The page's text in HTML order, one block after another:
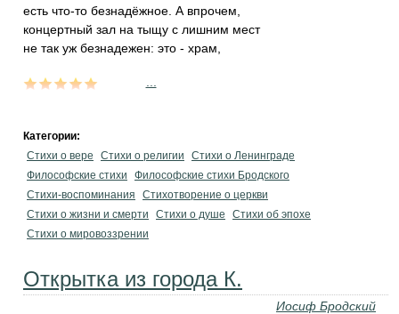
есть что-то безнадёжное. А впрочем,
концертный зал на тыщу с лишним мест
не так уж безнадежен: это - храм,
Категории:
Стихи о вере
Стихи о религии
Стихи о Ленинграде
Философские стихи
Философские стихи Бродского
Стихи-воспоминания
Стихотворение о церкви
Стихи о жизни и смерти
Стихи о душе
Стихи об эпохе
Стихи о мировоззрении
Открытка из города К.
Иосиф Бродский